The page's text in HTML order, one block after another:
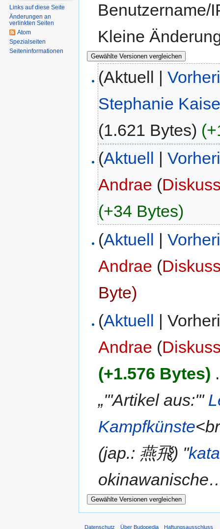
Benutzername/
Kleine
(Aktuell |
Stephanie
(1.621 Bytes)
(Aktuell |
Andrae (
(+34 Bytes)
(Aktuell |
Andrae (
Byte)
(Aktuell |
Andrae (
(+1.576 Bytes)
„'''Artikel aus:'''
Kampfkünste
(jap.: 燕飛) ''kata
Links auf diese Seite
Änderungen an
verlinkten Seiten
Atom
Spezialseiten
Seiten­informationen
Datenschutz Über Budopedia Haftungsausschluss